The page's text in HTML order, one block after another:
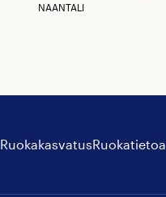
NAANTALI
RuokakasvatusRuokatietoa